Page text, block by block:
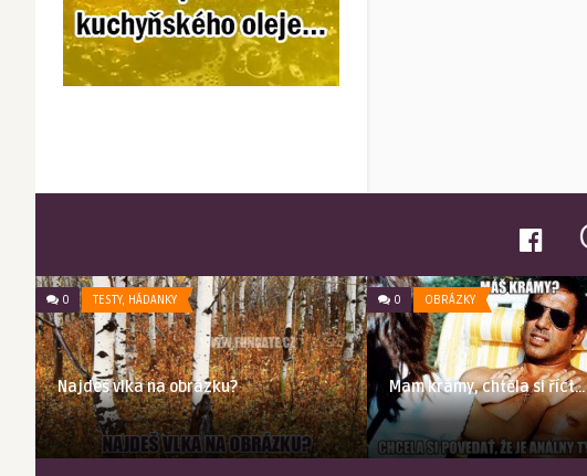
0 TESTY, HÁDANKY
Najdeš vlka na obrázku?
0 OBRÁZKY
Mam krámy, chtěla si říct…